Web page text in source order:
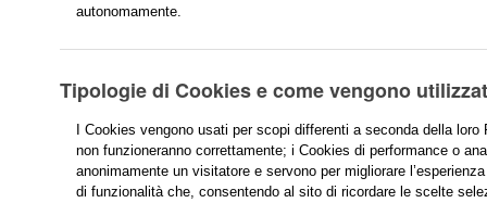
autonomamente.
Tipologie di Cookies e come vengono
I Cookies vengono usati per scopi differenti a seconda della
non funzioneranno correttamente; i Cookies di performance o
anonimamente un visitatore e servono per migliorare
di funzionalità che, consentendo al sito di ricordare le scelte